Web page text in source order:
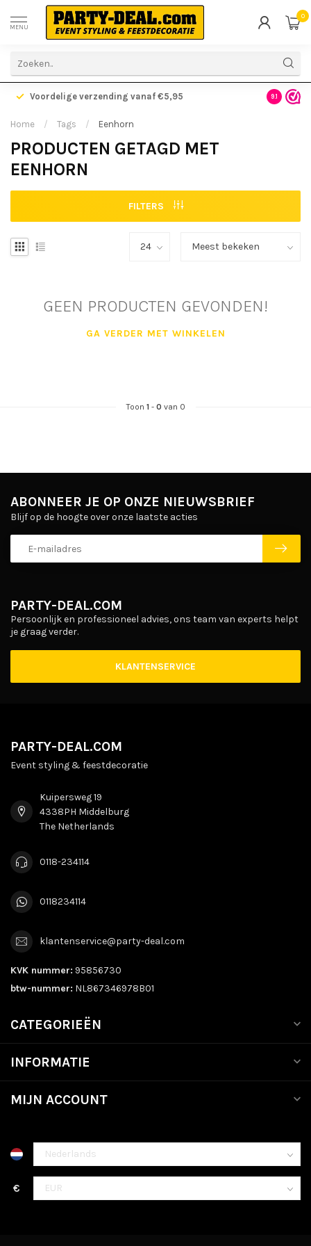
MENU
0
Voordelige verzending vanaf €5,95 Gratis
9.1
Home / Tags / Eenhorn
PRODUCTEN GETAGD MET
EENHORN
FILTERS
GEEN PRODUCTEN GEVONDEN!
GA VERDER MET WINKELEN
Toon 1- 0 van 0
PARTY-DEAL.COM
Persoonlijk en professioneel advies, ons team van experts helpt
je graag verder.
KLANTENSERVICE
ABONNEER JE OP ONZE NIEUWSBRIEF
Blijf op de hoogte over onze laatste acties
PARTY-DEAL.COM
Event styling & feestdecoratie
Kuipersweg 19
4338PH Middelburg
The Netherlands
0118-234114
0118234114
klantenservice@party-deal.com
KVK nummer: 95856730
btw-nummer: NL867346978B01
CATEGORIEËN
INFORMATIE
MIJN ACCOUNT
€